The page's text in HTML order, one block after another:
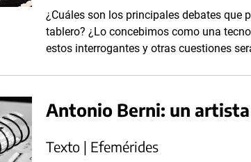
¿Cuáles son los principales debates que
tablero? ¿Lo concebimos como una
estos interrogantes y otras cuestiones
Antonio Berni: un
Texto | Efemérides